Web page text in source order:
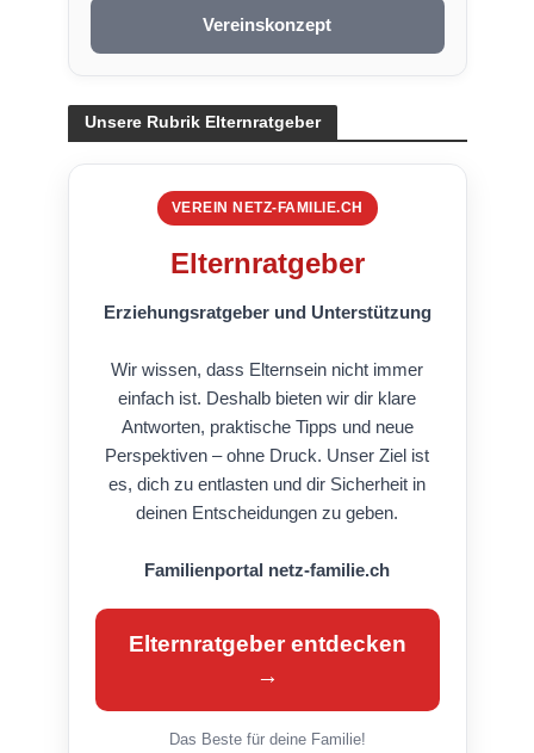
Vereinskonzept
Unsere Rubrik Elternratgeber
VEREIN NETZ-FAMILIE.CH
Elternratgeber
Erziehungsratgeber und Unterstützung
Wir wissen, dass Elternsein nicht immer
einfach ist. Deshalb bieten wir dir klare
Antworten, praktische Tipps und neue
Perspektiven – ohne Druck. Unser Ziel ist
es, dich zu entlasten und dir Sicherheit in
deinen Entscheidungen zu geben.
Familienportal netz-familie.ch
Elternratgeber entdecken
→
Das Beste für deine Familie!